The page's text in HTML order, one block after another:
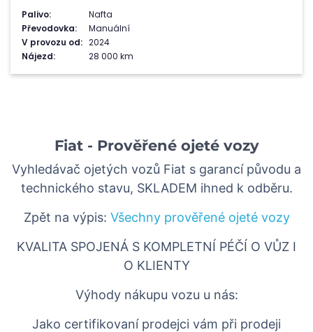
Palivo:
Nafta
Převodovka:
Manuální
V provozu od: 2024
Nájezd:
28 000 km
Fiat - Prověřené ojeté vozy
Vyhledávač ojetých vozů Fiat s garancí původu a
technického stavu, SKLADEM ihned k odběru.
Zpět na výpis: Všechny prověřené ojeté vozy
KVALITA SPOJENÁ S KOMPLETNÍ PÉČÍ O VŮZ I
O KLIENTY
Výhody nákupu vozu u nás:
Jako certifikovaní prodejci vám při prodeji